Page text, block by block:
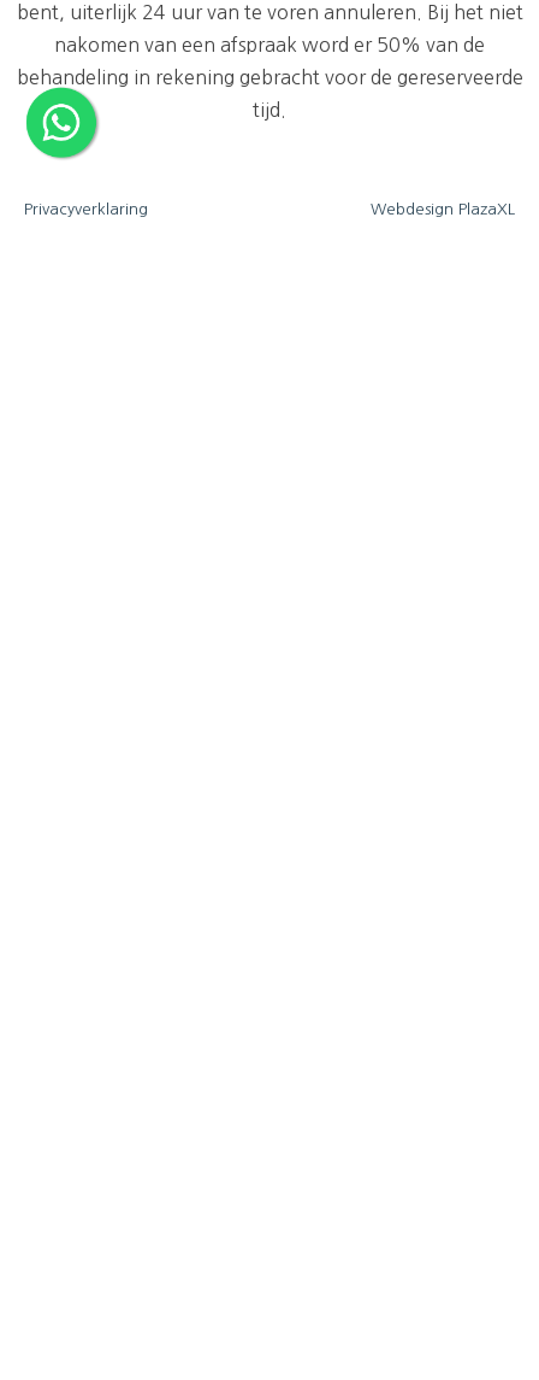
bent, uiterlijk 24 uur van te voren annuleren. Bij het niet
nakomen van een afspraak word er 50% van de
behandeling in rekening gebracht voor de gereserveerde
tijd.
Privacyverklaring Webdesign PlazaXL